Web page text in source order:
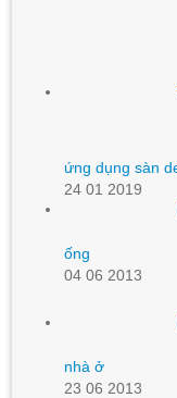
ứng dụng sàn
24 01 2019
ống
04 06 2013
nhà ở
23 06 2013